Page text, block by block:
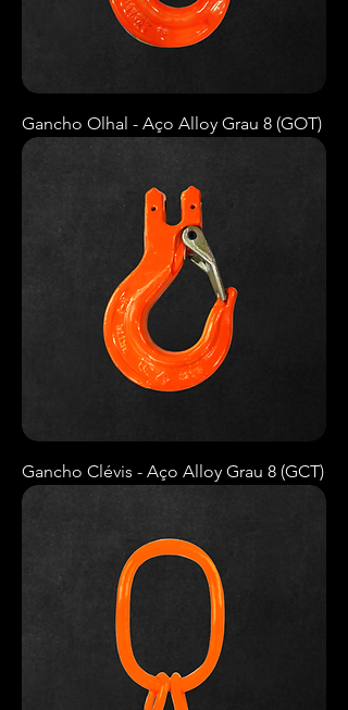
Gancho Olhal - Aço Alloy Grau 8 (GOT)
Gancho Clévis - Aço Alloy Grau 8 (GCT)